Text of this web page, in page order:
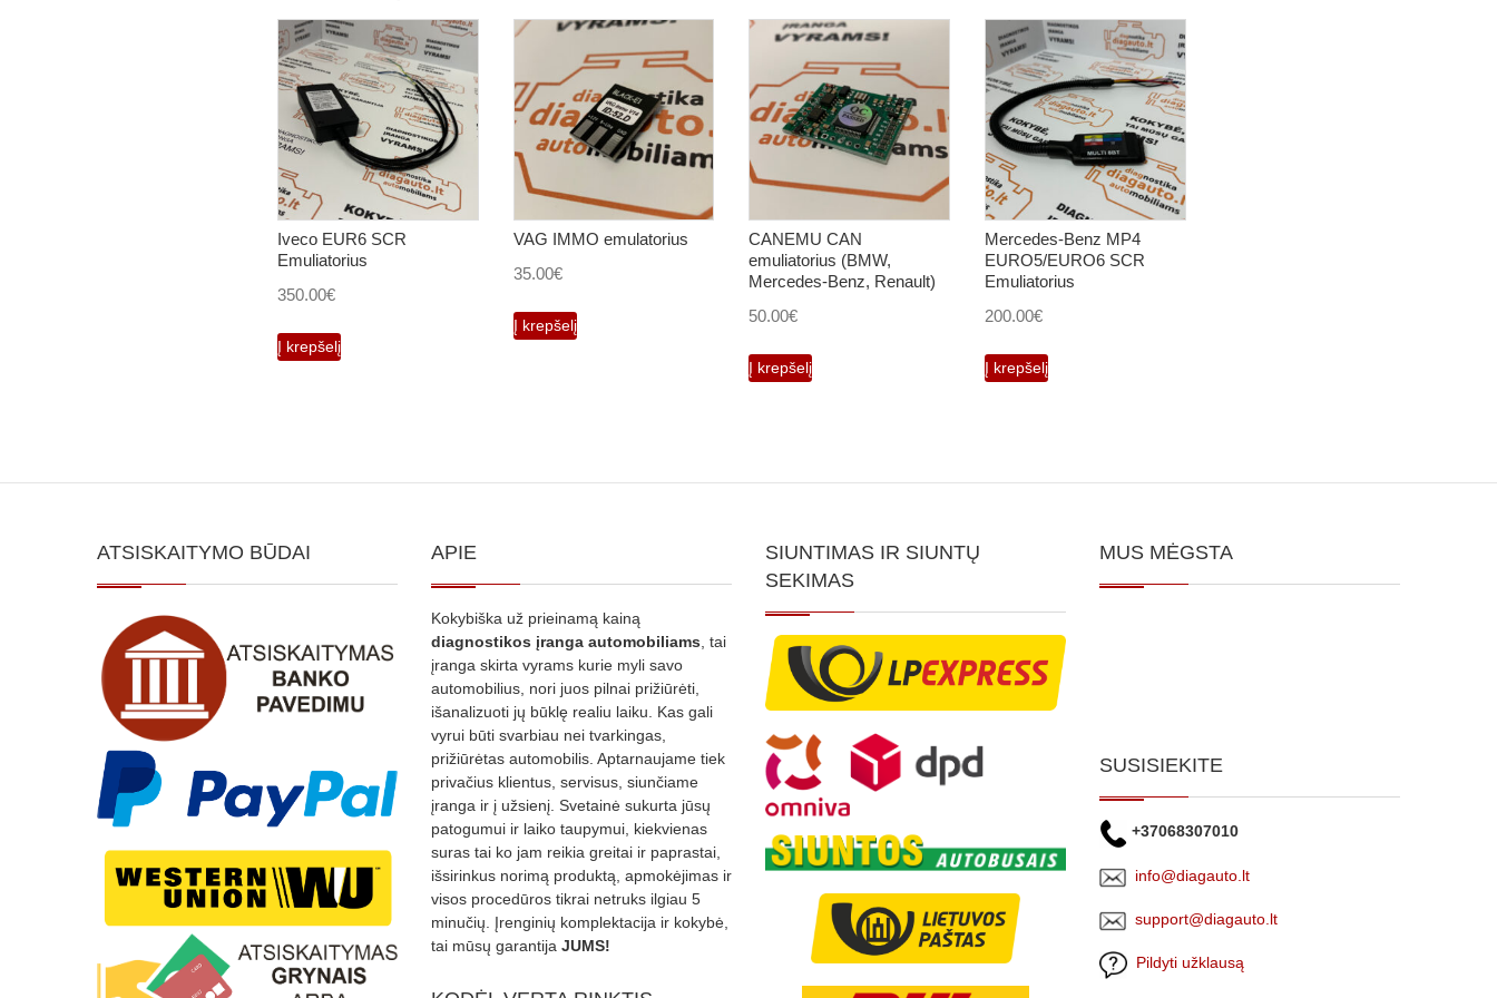
Iveco EUR6 SCR
Emuliatorius
350.00€
Į krepšelį
VAG IMMO emulatorius
35.00€
Į krepšelį
CANEMU CAN
emuliatorius (BMW,
Mercedes-Benz, Renault)
50.00€
Į krepšelį
Mercedes-Benz MP4
EURO5/EURO6 SCR
Emuliatorius
200.00€
Į krepšelį
ATSISKAITYMO BŪDAI APIE
Kokybiška už prieinamą kainą
diagnostikos įranga automobiliams, tai
įranga skirta vyrams kurie myli savo
automobilius, nori juos pilnai prižiūrėti,
išanalizuoti jų būklę realiu laiku. Kas gali
vyrui būti svarbiau nei tvarkingas,
prižiūrėtas automobilis. Aptarnaujame tiek
privačius klientus, servisus, siunčiame
įranga ir į užsienį. Svetainė sukurta jūsų
patogumui ir laiko taupymui, kiekvienas
suras tai ko jam reikia greitai ir paprastai,
išsirinkus norimą produktą, apmokėjimas ir
visos procedūros tikrai netruks ilgiau 5
minučių. Įrenginių komplektacija ir kokybė,
tai mūsų garantija JUMS!
SIUNTIMAS IR SIUNTŲ
SEKIMAS
MUS MĖGSTA
SUSISIEKITE
+37068307010
info@diagauto.lt
support@diagauto.lt
Pildyti užklausą